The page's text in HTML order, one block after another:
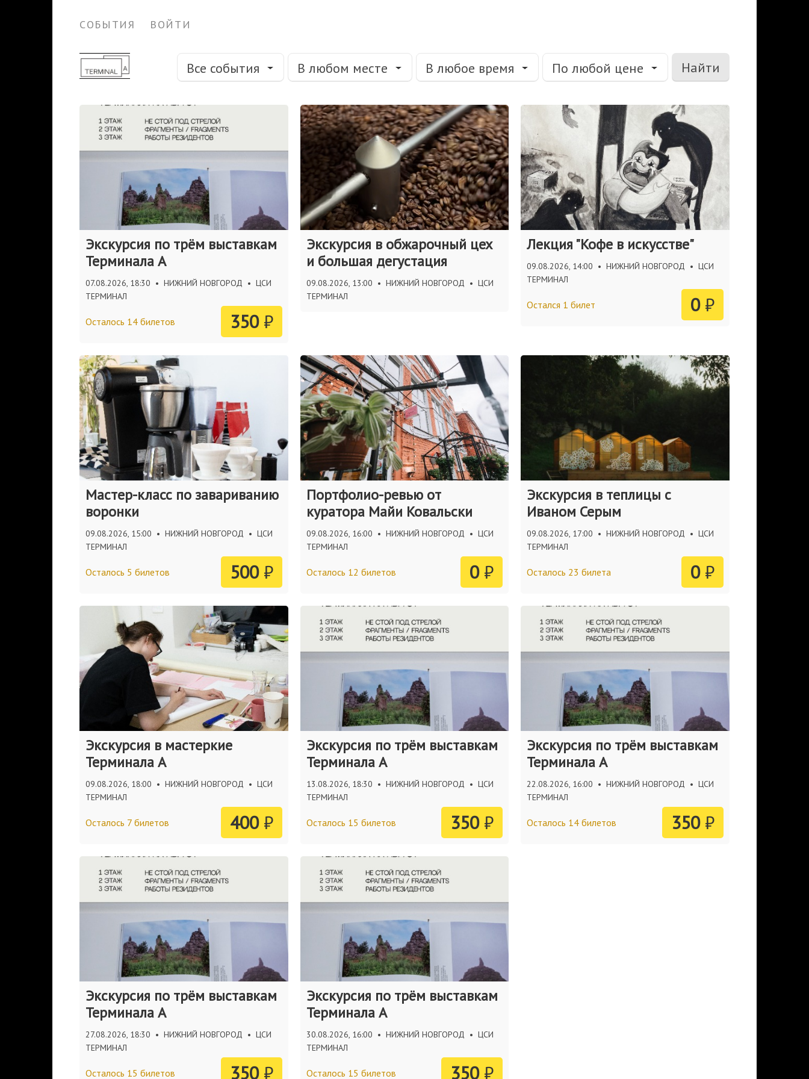
СОБЫТИЯ ВОЙТИ
Все события В любом месте В любое время По любой цене Найти
Экскурсия по трём выставкам
Терминала А
07.08.2026, 18:30 • НИЖНИЙ НОВГОРОД • ЦСИ
ТЕРМИНАЛ
350₽
Осталось 14 билетов
Экскурсия в обжарочный цех
и большая дегустация
09.08.2026, 13:00 • НИЖНИЙ НОВГОРОД • ЦСИ
ТЕРМИНАЛ
Лекция "Кофе в искусстве"
09.08.2026, 14:00 • НИЖНИЙ НОВГОРОД • ЦСИ
ТЕРМИНАЛ
0₽
Остался 1 билет
Мастер-класс по завариванию
воронки
09.08.2026, 15:00 • НИЖНИЙ НОВГОРОД • ЦСИ
ТЕРМИНАЛ
500₽
Осталось 5 билетов
Портфолио-ревью от
куратора Майи Ковальски
09.08.2026, 16:00 • НИЖНИЙ НОВГОРОД • ЦСИ
ТЕРМИНАЛ
0₽
Осталось 12 билетов
Экскурсия в теплицы с
Иваном Серым
09.08.2026, 17:00 • НИЖНИЙ НОВГОРОД • ЦСИ
ТЕРМИНАЛ
0₽
Осталось 23 билета
Экскурсия в мастеркие
Терминала А
09.08.2026, 18:00 • НИЖНИЙ НОВГОРОД • ЦСИ
ТЕРМИНАЛ
400₽
Осталось 7 билетов
Экскурсия по трём выставкам
Терминала А
13.08.2026, 18:30 • НИЖНИЙ НОВГОРОД • ЦСИ
ТЕРМИНАЛ
350₽
Осталось 15 билетов
Экскурсия по трём выставкам
Терминала А
22.08.2026, 16:00 • НИЖНИЙ НОВГОРОД • ЦСИ
ТЕРМИНАЛ
350₽
Осталось 14 билетов
Экскурсия по трём выставкам
Терминала А
27.08.2026, 18:30 • НИЖНИЙ НОВГОРОД • ЦСИ
ТЕРМИНАЛ
350₽
Осталось 15 билетов
Экскурсия по трём выставкам
Терминала А
30.08.2026, 16:00 • НИЖНИЙ НОВГОРОД • ЦСИ
ТЕРМИНАЛ
350₽
Осталось 15 билетов